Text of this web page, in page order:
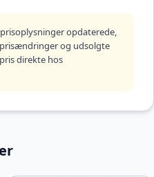
opdaterede,
og udsolgte
direkte hos